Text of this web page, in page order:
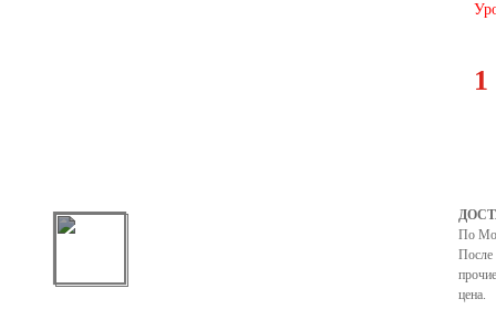
1
По
После
цена.